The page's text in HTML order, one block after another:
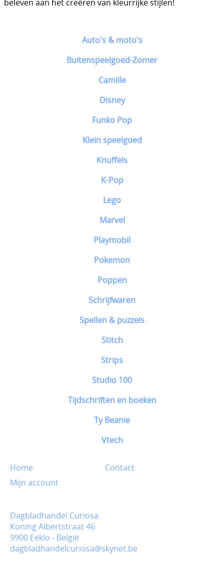
Auto's & moto's
Buitenspeelgoed-Zomer
Camille
Disney
Funko Pop
Klein speelgoed
Knuffels
K-Pop
Lego
Marvel
Playmobil
Pokemon
Poppen
Schrijfwaren
Spellen & puzzels
Stitch
Strips
Studio 100
Tijdschriften en boeken
Ty Beanie
Vtech
beleven aan het creëren van kleurrijke stijlen!
Home
Contact
Mijn account
Dagbladhandel Curiosa
Koning Albertstraat 46
9900 Eeklo - België
dagbladhandelcuriosa@skynet.be